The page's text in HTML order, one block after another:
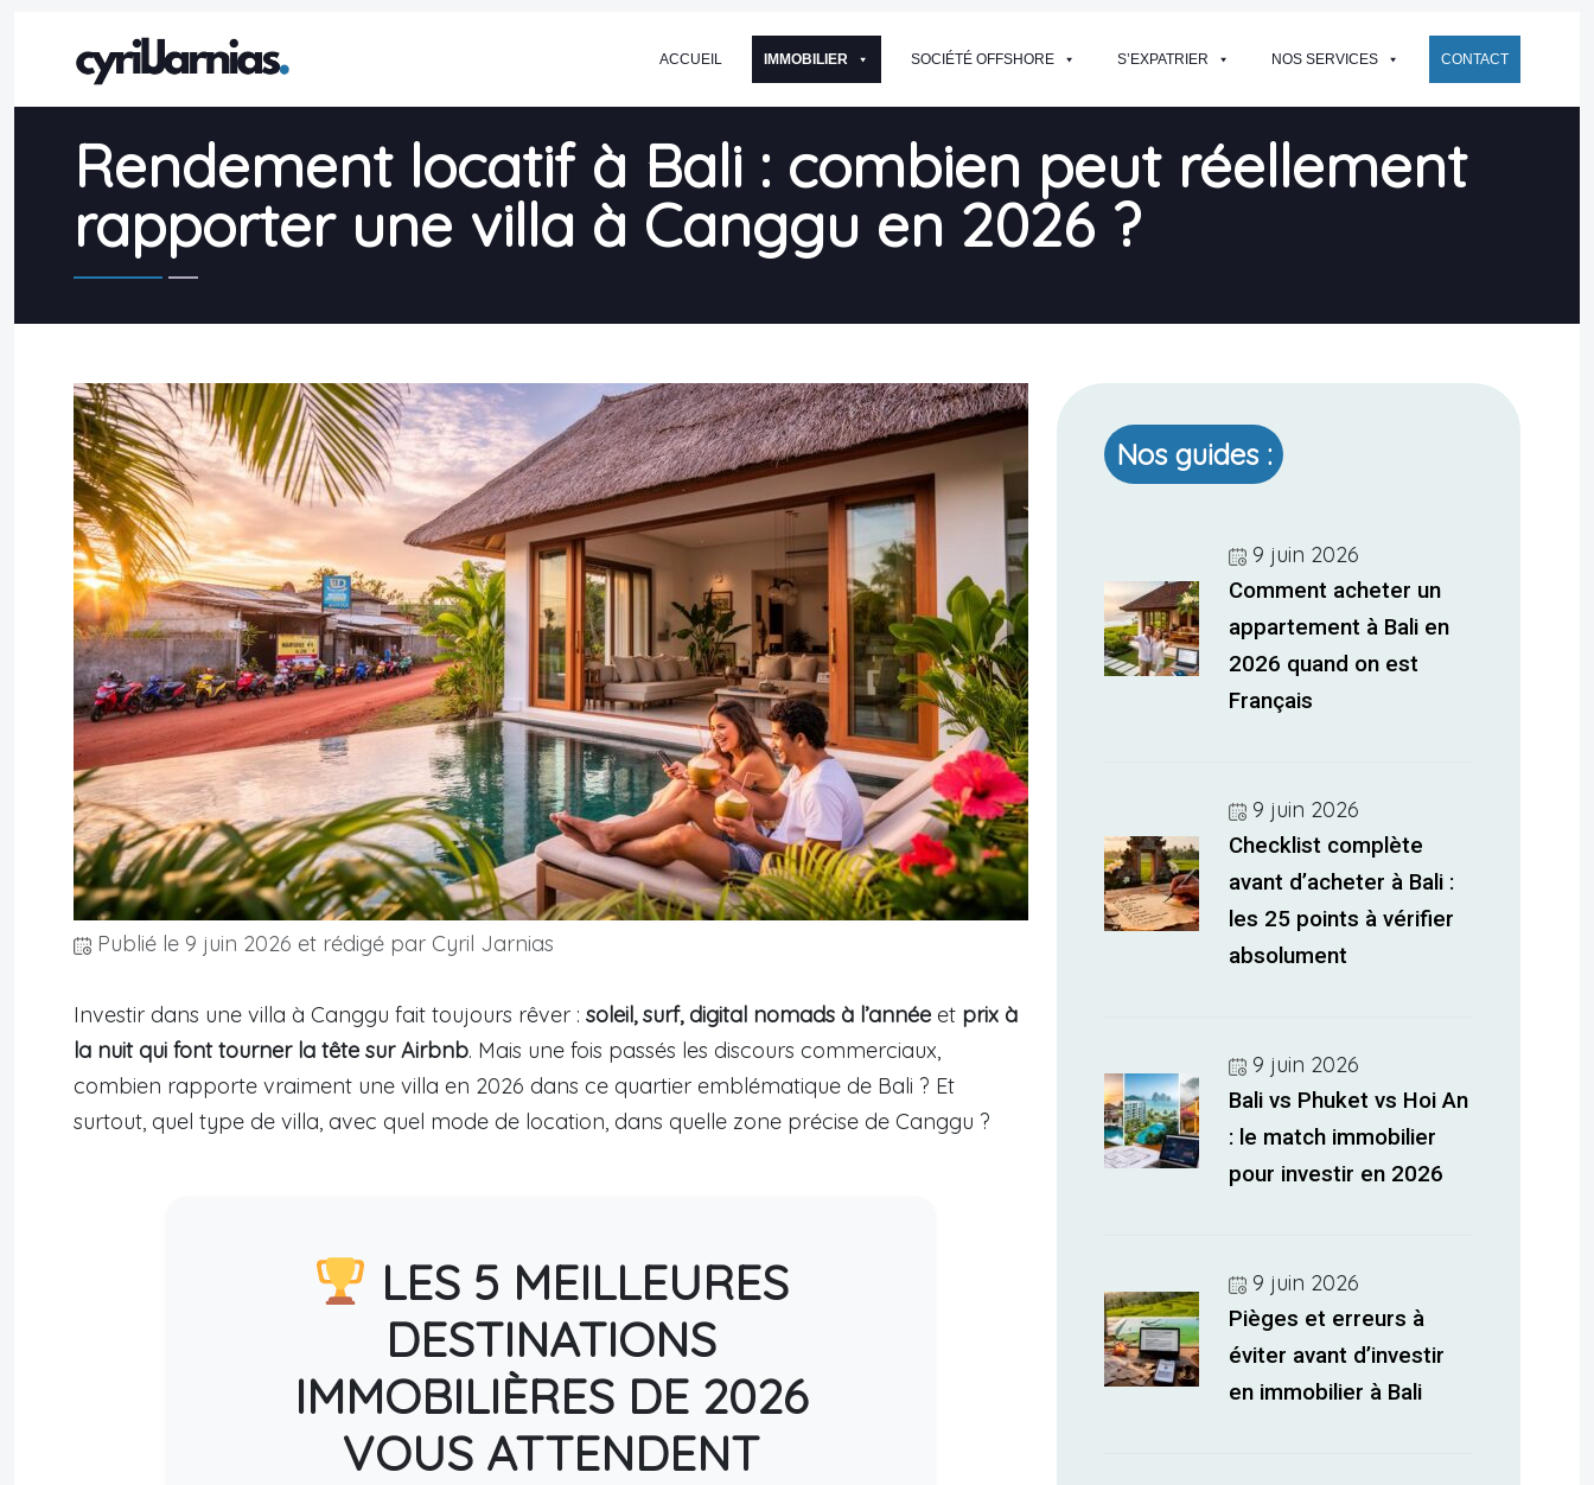
ACCUEIL IMMOBILIER SOCIÉTÉ OFFSHORE S’EXPATRIER NOS SERVICES CONTACT
Rendement locatif à Bali : combien peut réellement
rapporter une villa à Canggu en 2026 ?
Publié le 9 juin 2026 et rédigé par Cyril Jarnias
Investir dans une villa à Canggu fait toujours rêver : soleil, surf, digital nomads à l’année et prix à
la nuit qui font tourner la tête sur Airbnb. Mais une fois passés les discours commerciaux,
combien rapporte vraiment une villa en 2026 dans ce quartier emblématique de Bali ? Et
surtout, quel type de villa, avec quel mode de location, dans quelle zone précise de Canggu ?
LES 5 MEILLEURES
DESTINATIONS
IMMOBILIÈRES DE 2026
VOUS ATTENDENT
Nos guides :
9 juin 2026
Comment acheter un
appartement à Bali en
2026 quand on est
Français
9 juin 2026
Checklist complète
avant d’acheter à Bali :
les 25 points à vérifier
absolument
9 juin 2026
Bali vs Phuket vs Hoi An
: le match immobilier
pour investir en 2026
9 juin 2026
Pièges et erreurs à
éviter avant d’investir
en immobilier à Bali